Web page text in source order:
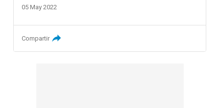
05 May 2022
Compartir